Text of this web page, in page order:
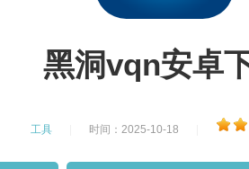
黑洞vqn安卓
工具 时间：2025-10-18